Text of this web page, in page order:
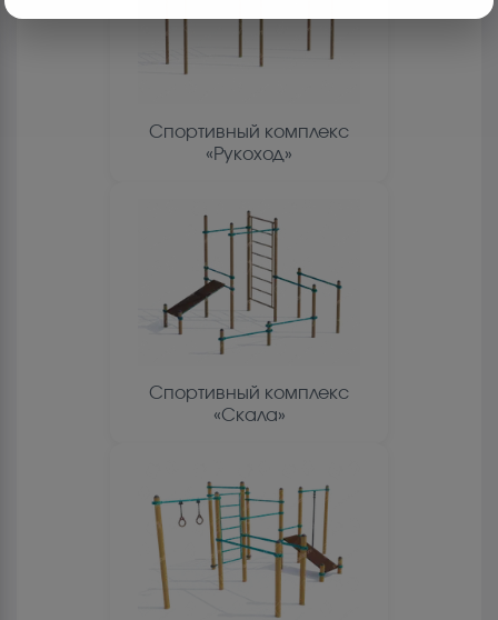
Спортивный комплекс
«Рукоход»
Спортивный комплекс
«Скала»